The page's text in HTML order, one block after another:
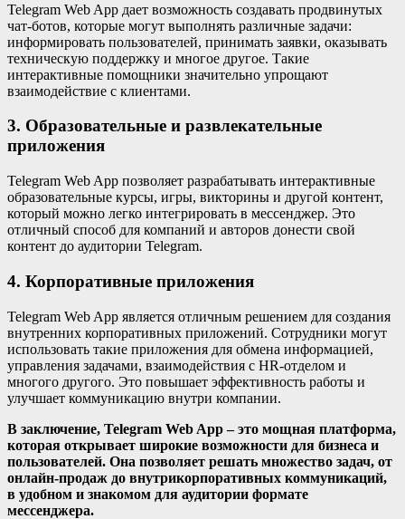
Telegram Web App дает возможность создавать продвинутых
чат-ботов, которые могут выполнять различные задачи:
информировать пользователей, принимать заявки, оказывать
техническую поддержку и многое другое. Такие
интерактивные помощники значительно упрощают
взаимодействие с клиентами.
3. Образовательные и развлекательные
приложения
Telegram Web App позволяет разрабатывать интерактивные
образовательные курсы, игры, викторины и другой контент,
который можно легко интегрировать в мессенджер. Это
отличный способ для компаний и авторов донести свой
контент до аудитории Telegram.
4. Корпоративные приложения
Telegram Web App является отличным решением для создания
внутренних корпоративных приложений. Сотрудники могут
использовать такие приложения для обмена информацией,
управления задачами, взаимодействия с HR-отделом и
многого другого. Это повышает эффективность работы и
улучшает коммуникацию внутри компании.
В заключение, Telegram Web App – это мощная платформа,
которая открывает широкие возможности для бизнеса и
пользователей. Она позволяет решать множество задач, от
онлайн-продаж до внутрикорпоративных коммуникаций,
в удобном и знакомом для аудитории формате
мессенджера.